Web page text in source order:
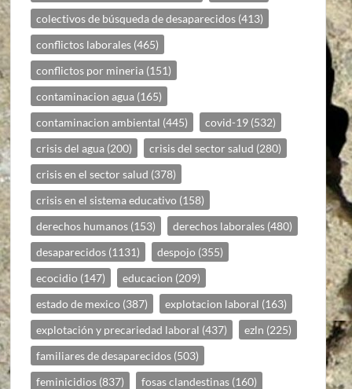
colectivos de búsqueda de desaparecidos (413)
conflictos laborales (465)
conflictos por mineria (151)
contaminacion agua (165)
contaminacion ambiental (445) covid-19 (532)
crisis del agua (200) crisis del sector salud (280)
crisis en el sector salud (378)
crisis en el sistema educativo (158)
derechos humanos (153) derechos laborales (480)
desaparecidos (1131) despojo (355)
ecocidio (147) educacion (209)
estado de mexico (387) explotacion laboral (163)
explotación y precariedad laboral (437) ezln (225)
familiares de desaparecidos (503)
feminicidios (837) fosas clandestinas (160)